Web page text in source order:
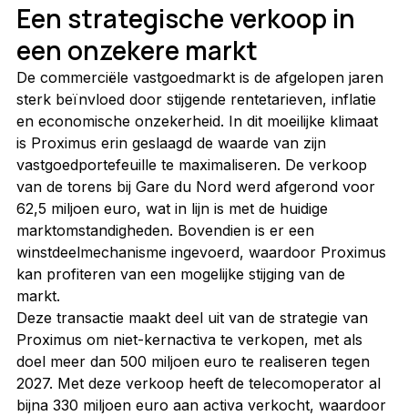
Een strategische verkoop in
een onzekere markt
De commerciële vastgoedmarkt is de afgelopen jaren
sterk beïnvloed door stijgende rentetarieven, inflatie
en economische onzekerheid. In dit moeilijke klimaat
is Proximus erin geslaagd de waarde van zijn
vastgoedportefeuille te maximaliseren. De verkoop
van de torens bij Gare du Nord werd afgerond voor
62,5 miljoen euro, wat in lijn is met de huidige
marktomstandigheden. Bovendien is er een
winstdeelmechanisme ingevoerd, waardoor Proximus
kan profiteren van een mogelijke stijging van de
markt.
Deze transactie maakt deel uit van de strategie van
Proximus om niet-kernactiva te verkopen, met als
doel meer dan 500 miljoen euro te realiseren tegen
2027. Met deze verkoop heeft de telecomoperator al
bijna 330 miljoen euro aan activa verkocht, waardoor